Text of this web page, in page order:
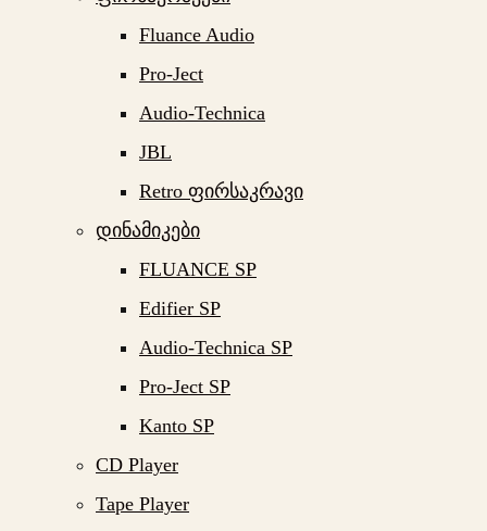
Fluance Audio
Pro-Ject
Audio-Technica
JBL
Retro ფირსაკრავი
დინამიკები
FLUANCE SP
Edifier SP
Audio-Technica SP
Pro-Ject SP
Kanto SP
CD Player
Tape Player